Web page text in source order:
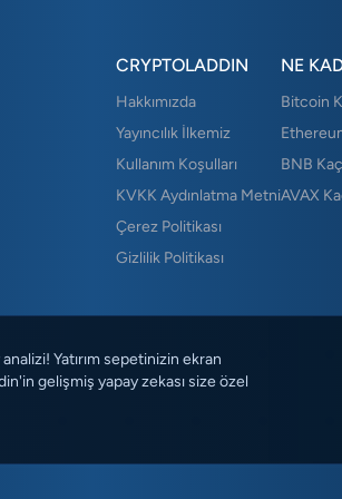
CRYPTOLADDIN
Hakkımızda
Yayıncılık İlkemiz
Kullanım Koşulları
KVKK Aydınlatma Metni
Çerez Politikası
Gizlilik Politikası
NE
Bitcoin
BNB
AVAX
Yatırım sepetinizin ekran
gelişmiş yapay zekası size özel